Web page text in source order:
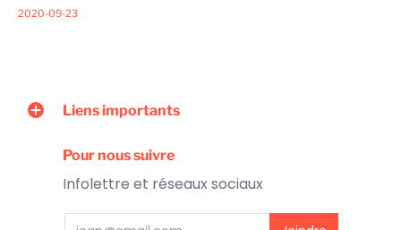
2020-09-23
Liens importants
Pour nous suivre
Infolettre et réseaux sociaux